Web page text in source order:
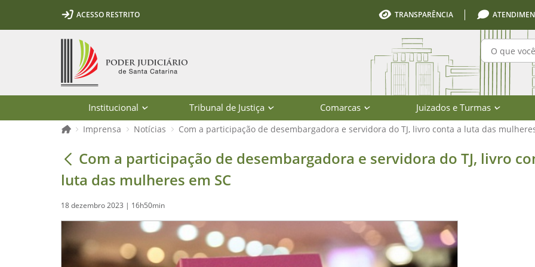
Ir para o conteúdo
Ir para a ferramenta de acessibilidade - Rybená
Ir para o menu principal
Ir para a pesquisa
Ir para o rodapé
Ir para a página inicialACESSO RESTRITO TRANSPARÊNCIA
Institucional Tribunal de Justiça Comarcas Juizados e Turmas
Página inicial
Imprensa Notícias Com a participação de desembargadora e servidora do TJ, livro conta a luta das
Com a participação de desembargadora e servidora do TJ, livro conta
Com a participação de desembargadora e servidora do TJ, livro
luta das mulheres em SC
18 dezembro 2023 | 16h50min